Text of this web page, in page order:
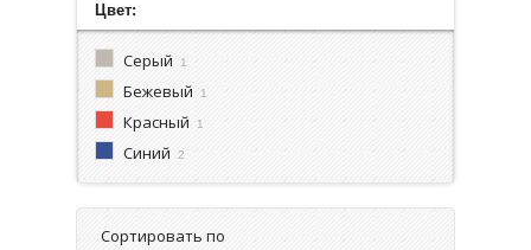
Цвет:
Серый 1
Бежевый 1
Красный 1
Синий 2
Сортировать по